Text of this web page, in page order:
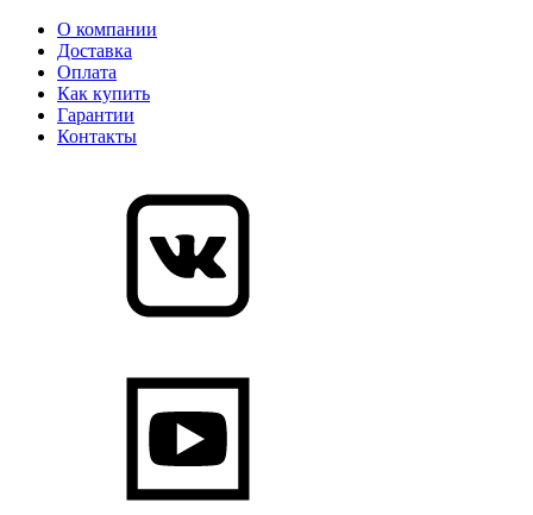
О компании
Доставка
Оплата
Как купить
Гарантии
Контакты